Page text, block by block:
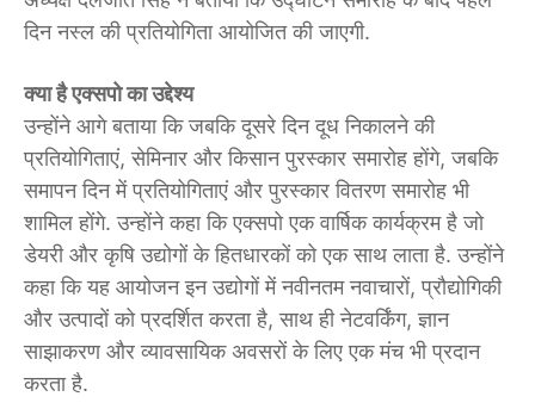
दिन नस्ल की प्रतियोगिता आयोजित की जाएगी.
क्या है एक्सपो का उद्देश्य
उन्होंने आगे बताया कि जबकि दूसरे दिन दूध निकालने की
प्रतियोगिताएं, सेमिनार और किसान पुरस्कार समारोह होंगे, जबकि
समापन दिन में प्रतियोगिताएं और पुरस्कार वितरण समारोह भी
शामिल होंगे. उन्होंने कहा कि एक्सपो एक वार्षिक कार्यक्रम है जो
डेयरी और कृषि उद्योगों के हितधारकों को एक साथ लाता है. उन्होंने
कहा कि यह आयोजन इन उद्योगों में नवीनतम नवाचारों, प्रौद्योगिकी
और उत्पादों को प्रदर्शित करता है, साथ ही नेटवर्किंग, ज्ञान
साझाकरण और व्यावसायिक अवसरों के लिए एक मंच भी प्रदान
करता है.